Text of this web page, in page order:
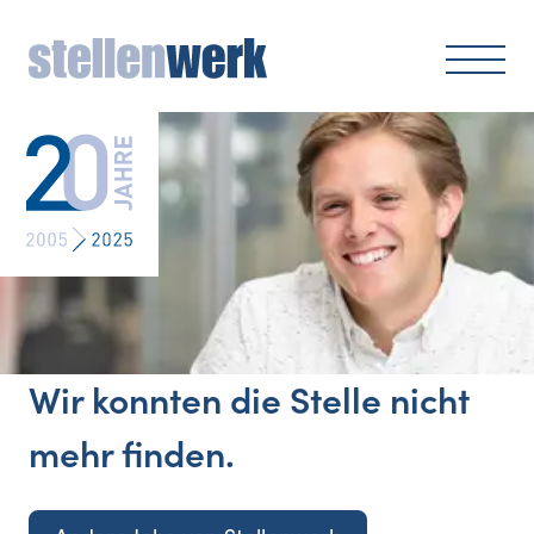
Wir konnten die Stelle nicht
mehr finden.